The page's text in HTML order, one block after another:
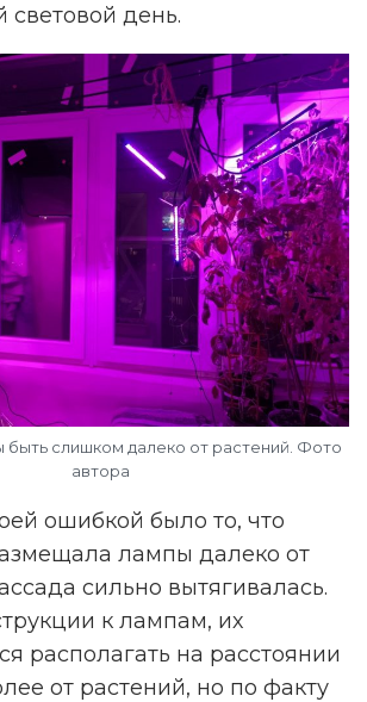
день.
слишком далеко от растений. Фото
автора
ошибкой было то, что
лампы далеко от
сильно вытягивалась.
к лампам, их
располагать на расстоянии
от растений, но по факту